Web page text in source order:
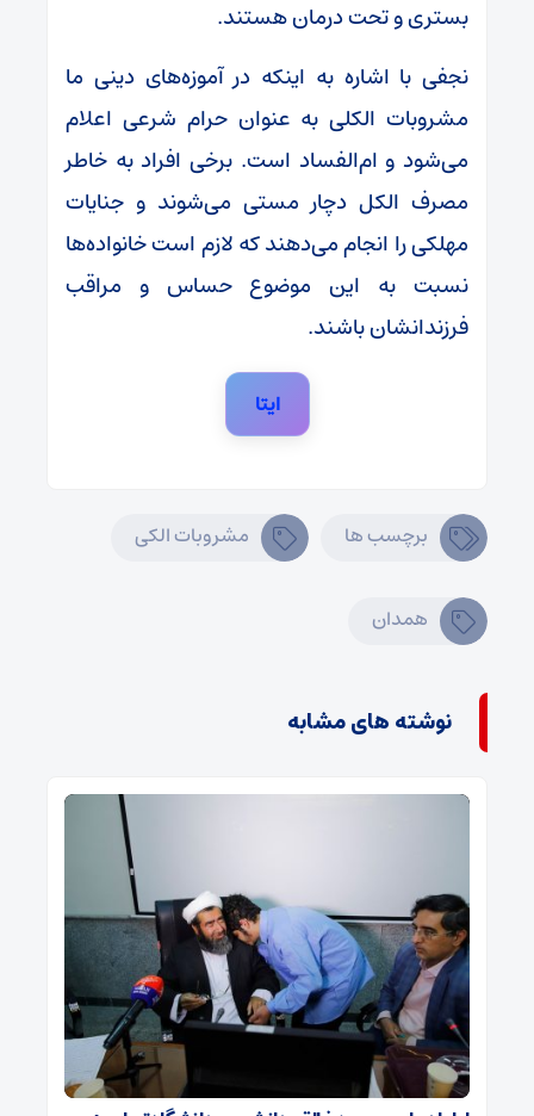
بستری و تحت درمان هستند.
نجفی با اشاره به اینکه در آموزه‌های دینی ما
مشروبات الکلی به عنوان حرام شرعی اعلام
می‌شود و ام‌الفساد است. برخی افراد به خاطر
مصرف الکل دچار مستی می‌شوند و جنایات
مهلکی را انجام می‌دهند که لازم است خانواده‌ها
نسبت به این موضوع حساس و مراقب
فرزندانشان باشند.
ایتا
برچسب ها مشروبات الکی
همدان
نوشته های مشابه